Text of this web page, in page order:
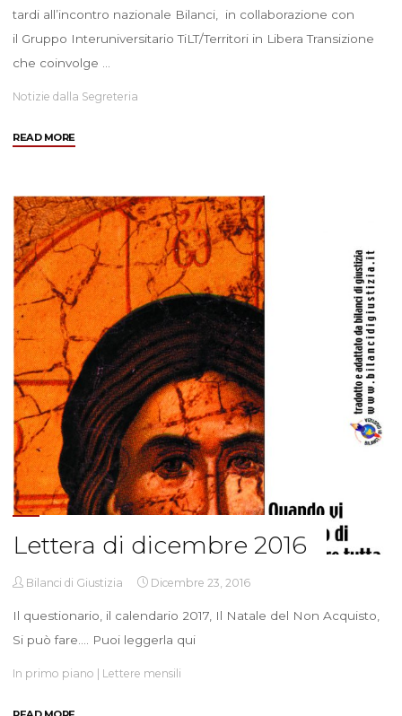
tardi all’incontro nazionale Bilanci, in collaborazione con
il Gruppo Interuniversitario TiLT/Territori in Libera Transizione
che coinvolge …
Notizie dalla Segreteria
READ MORE"Il
PROROGA
!!"
Lettera di dicembre 2016
Bilanci di Giustizia Dicembre 23, 2016
Il questionario, il calendario 2017, Il Natale del Non Acquisto,
Si può fare…. Puoi leggerla qui
In primo piano Lettere mensili
"Lettera